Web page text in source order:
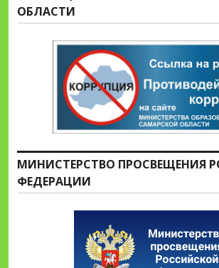
ОБЛАСТИ
МИНИСТЕРСТВО ПРОСВЕЩЕНИЯ
ФЕДЕРАЦИИ